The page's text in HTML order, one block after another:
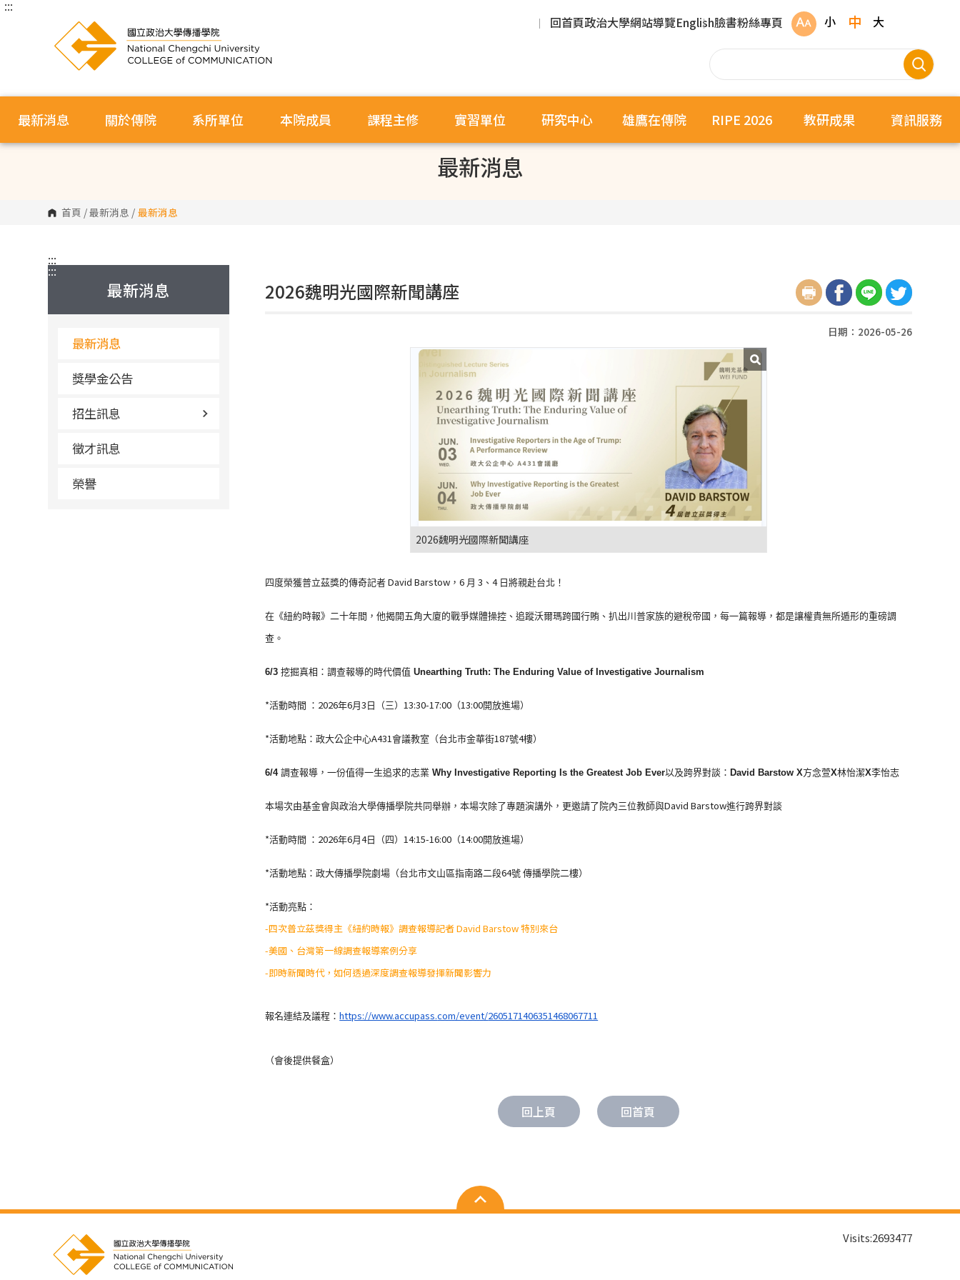
跳
:::
回首頁政治大學網站導覽English臉書粉絲專頁 小 中 大
最新消息 關於傳院 系所單位 本院成員 課程主修 實習單位 研究中心 雄鷹在傳院 RIPE 2026 教研成果 資訊服務
最新消息
首頁 /最新消息 / 最新消息
:::
最新消息
最新消息
獎學金公告
招生訊息
徵才訊息
榮譽
:::
2026魏明光國際新聞講座
日期：2026-05-26
2026魏明光國際新聞講座
四度榮獲普立茲獎的傳奇記者 David Barstow ，6 月 3 、4 日將親赴台北！
在《紐約時報》二十年間，他揭開五角大廈的戰爭媒體操控、追蹤沃爾瑪跨國行賄、扒出川普家族的避稅帝國，每一篇報導，都是讓權貴無所遁形的重磅調
查。
6/3挖掘真相：調查報導的時代價值 Unearthing Truth: The Enduring Value of Investigative Journalism
*活動時間 ： 2026年6月3 日（三） 13:30-17:00 （13:00開放進場）
*活動地點：政大公企中心A431會議教室（台北市金華街187號4樓）
6/4調查報導，一份值得一生追求的志業 Why Investigative Reporting Is the Greatest Job Ever以及跨界對談： David Barstow X方念萱X林怡潔X李怡志
本場次由基金會與政治大學傳播學院共同舉辦，本場次除了專題演講外，更邀請了院內三位教師與David Barstow進行跨界對談
*活動時間 ： 2026年6月4日（四） 14:15-16:00 （14:00開放進場）
*活動地點：政大傳播學院劇場（台北市文山區指南路二段64號 傳播學院二樓）
*活動亮點：
-四次普立茲獎得主《紐約時報》調查報導記者David Barstow特別來台
-美國、台灣第一線調查報導案例分享
-即時新聞時代，如何透過深度調查報導發揮新聞影響力
報名連結及議程： https://www.accupass.com/event/2605171406351468067711
（會後提供餐盒）
回上頁 回首頁
Visits:2693477